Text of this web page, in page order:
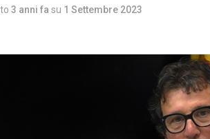
3 anni fa su 1 Settembre 2023